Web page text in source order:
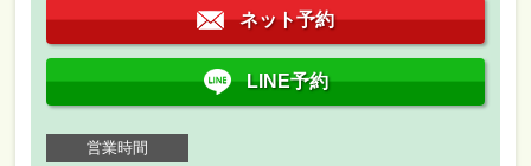
ネット予約
LINE予約
営業時間